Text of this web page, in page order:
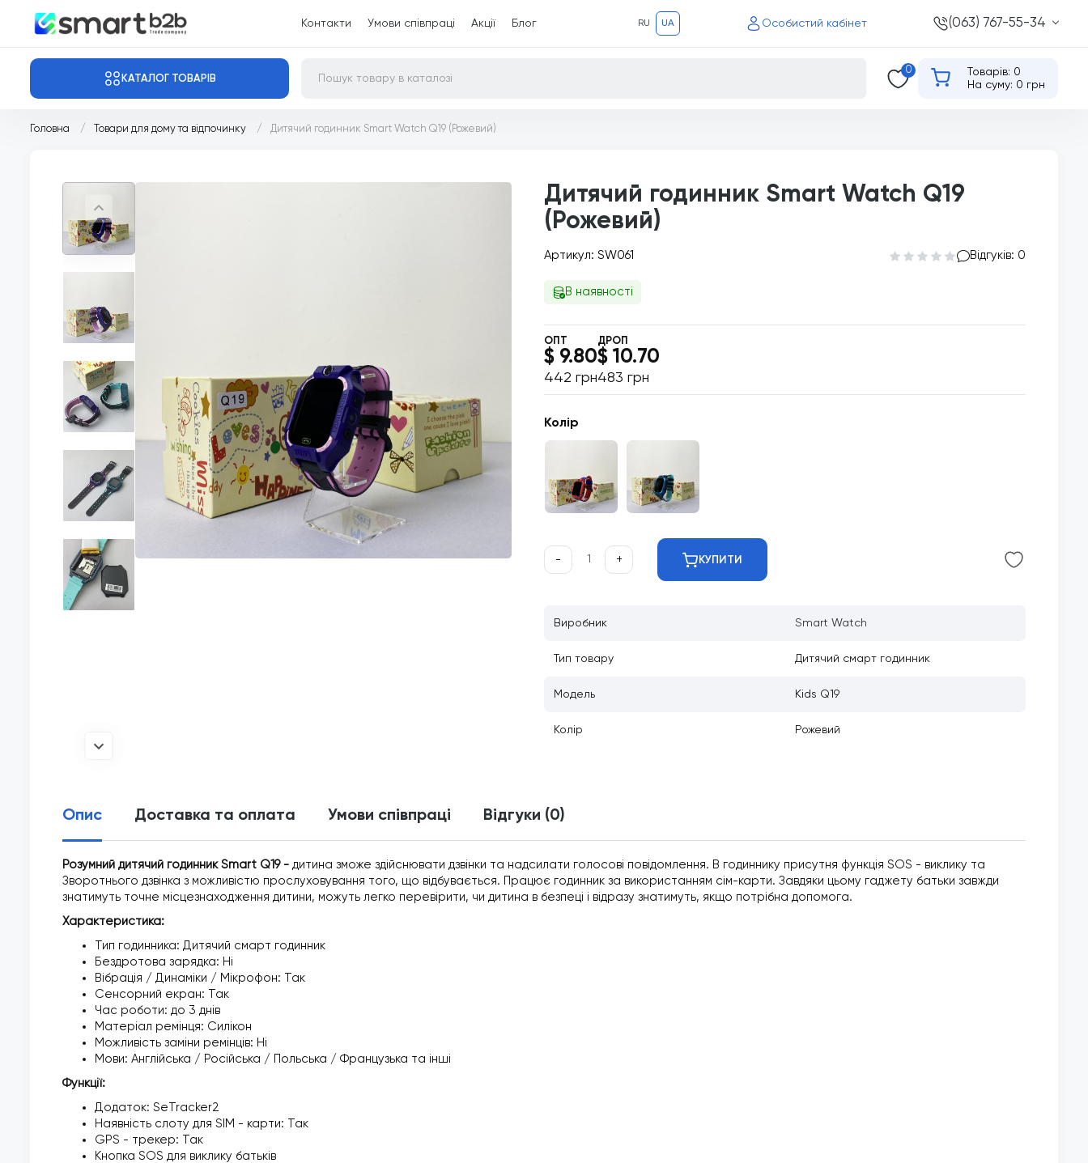
Контакти Умови співпраці Акції Блог RU UA Особистий кабінет (063) 767-55-34
КАТАЛОГ ТОВАРІВ
0
Товарів: 0
На суму: 0 грн
Головна Товари для дому та відпочинку Дитячий годинник Smart Watch Q19 (Рожевий)
Дитячий годинник Smart Watch Q19
(Рожевий)
Артикул: SW061 Відгуків: 0
В наявності
ОПТ
$ 9.80
442 грн
ДРОП
$ 10.70
483 грн
Колір
- + КУПИТИ
Виробник Smart Watch
Тип товару Дитячий смарт годинник
Модель Kids Q19
Колір Рожевий
Опис Доставка та оплата Умови співпраці Відгуки (0)
Розумний дитячий годинник Smart Q19 - дитина зможе здійснювати дзвінки та надсилати голосові повідомлення. В годиннику присутня функція SOS - виклику та
Зворотнього дзвінка з можливістю прослуховування того, що відбувається. Працює годинник за використанням сім-карти. Завдяки цьому гаджету батьки завжди
знатимуть точне місцезнаходження дитини, можуть легко перевірити, чи дитина в безпеці і відразу знатимуть, якщо потрібна допомога.
Характеристика:
Тип годинника: Дитячий смарт годинник
Бездротова зарядка: Ні
Вібрація / Динаміки / Мікрофон: Так
Сенсорний екран: Так
Час роботи: до 3 днів
Матеріал ремінця: Силікон
Можливість заміни ремінців: Ні
Мови: Англійська / Російська / Польська / Французька та інші
Функції:
Додаток: SeTracker2
Наявність слоту для SIM - карти: Так
GPS - трекер: Так
Кнопка SOS для виклику батьків